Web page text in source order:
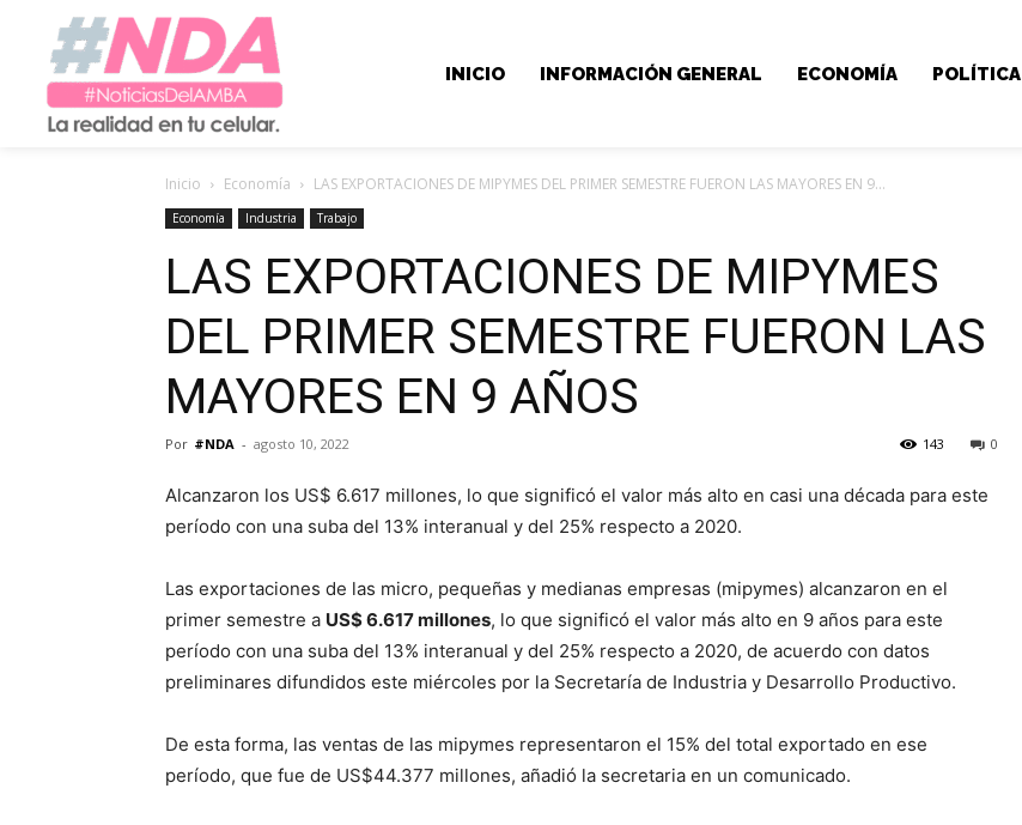
INICIO INFORMACIÓN GENERAL ECONOMÍA POLÍTICA
Inicio Economía LAS EXPORTACIONES DE MIPYMES DEL PRIMER SEMESTRE FUERON LAS MAYORES EN 9...
Economía Industria Trabajo
LAS EXPORTACIONES DE MIPYMES
DEL PRIMER SEMESTRE FUERON LAS
MAYORES EN 9 AÑOS
Por #NDA - agosto 10, 2022 0
143
Alcanzaron los US$ 6.617 millones, lo que significó el valor más alto en casi una década para este
período con una suba del 13% interanual y del 25% respecto a 2020.
Las exportaciones de las micro, pequeñas y medianas empresas (mipymes) alcanzaron en el
primer semestre a US$ 6.617 millones, lo que significó el valor más alto en 9 años para este
período con una suba del 13% interanual y del 25% respecto a 2020, de acuerdo con datos
preliminares difundidos este miércoles por la Secretaría de Industria y Desarrollo Productivo.
De esta forma, las ventas de las mipymes representaron el 15% del total exportado en ese
período, que fue de US$44.377 millones, añadió la secretaria en un comunicado.